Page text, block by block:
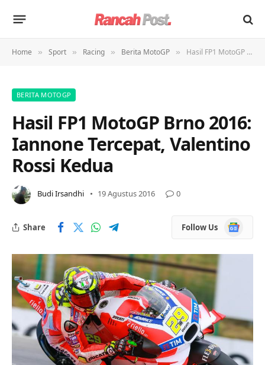
Home » Sport » Racing » Berita MotoGP » Hasil FP1 MotoGP Brno 2016: Iannone Tercepat, Valentino Rossi Kedua
BERITA MOTOGP
Hasil FP1 MotoGP Brno 2016:
Iannone Tercepat, Valentino
Rossi Kedua
Budi Irsandhi 19 Agustus 2016 0
Share Follow Us
Google
News